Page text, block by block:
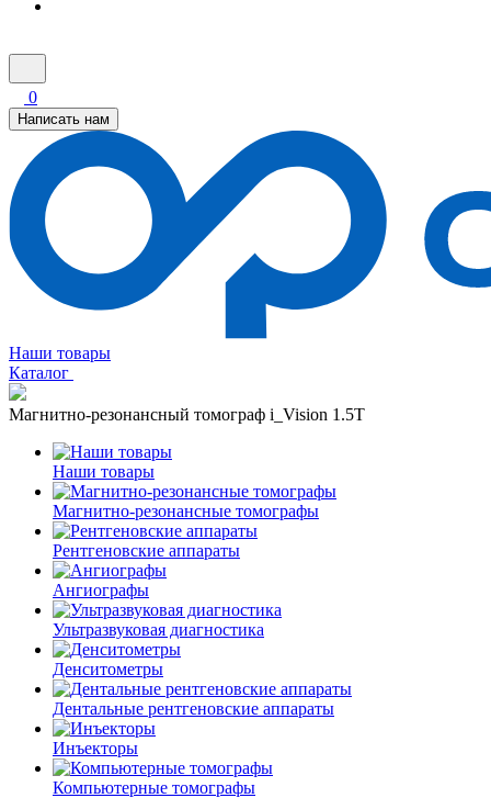
0
Написать нам
Наши товары
Каталог
Магнитно-резонансный томограф i_Vision 1.5T
Наши товары
Магнитно-резонансные томографы
Рентгеновские аппараты
Ангиографы
Ультразвуковая диагностика
Денситометры
Дентальные рентгеновские аппараты
Инъекторы
Компьютерные томографы